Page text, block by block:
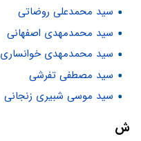
سید محمدعلی روضاتی
سید محمدمهدی اصفهانی
سید محمدمهدی خوانساری
سید مصطفی تفرشی
سید موسی شبیری زنجانی
ش